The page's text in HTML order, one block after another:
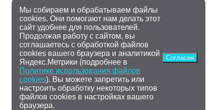
Мы собираем и обрабатываем файлы
cookies. Они помогают нам делать этот
сайт удобнее для пользователей.
Продолжая работу с сайтом, вы
соглашаетесь с обработкой файлов
cookies вашего браузера и аналитикой
Яндекс.Метрики (подробнее в
Политике использования файлов
cookies). Вы можете запретить или
настроить обработку некоторых типов
файлов cookies в настройках вашего
браузера.
Согласен